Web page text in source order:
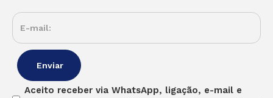
Aceito receber via WhatsApp, ligação, e-mail e